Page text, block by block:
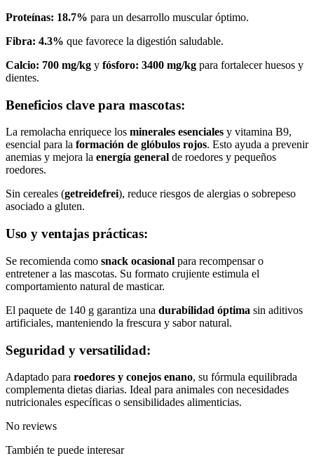
Proteínas: 18.7% para un desarrollo muscular óptimo.
Fibra: 4.3% que favorece la digestión saludable.
Calcio: 700 mg/kg y fósforo: 3400 mg/kg para fortalecer huesos y
dientes.
Beneficios clave para mascotas:
La remolacha enriquece los minerales esenciales y vitamina B9,
esencial para la formación de glóbulos rojos. Esto ayuda a prevenir
anemias y mejora la energía general de roedores y pequeños
roedores.
Sin cereales (getreidefrei), reduce riesgos de alergias o sobrepeso
asociado a gluten.
Uso y ventajas prácticas:
Se recomienda como snack ocasional para recompensar o
entretener a las mascotas. Su formato crujiente estimula el
comportamiento natural de masticar.
El paquete de 140 g garantiza una durabilidad óptima sin aditivos
artificiales, manteniendo la frescura y sabor natural.
Seguridad y versatilidad:
Adaptado para roedores y conejos enano, su fórmula equilibrada
complementa dietas diarias. Ideal para animales con necesidades
nutricionales específicas o sensibilidades alimenticias.
No reviews
También te puede interesar